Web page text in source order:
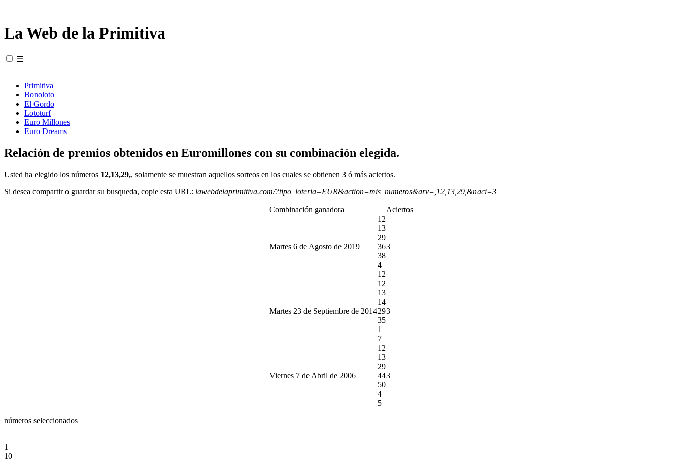
La Web de la Primitiva
☰
Primitiva
Bonoloto
El Gordo
Lototurf
Euro Millones
Euro Dreams
Relación de premios obtenidos en Euromillones con su combinación elegida.
Usted ha elegido los números 12,13,29,, solamente se muestran aquellos sorteos en los cuales se obtienen 3 ó más aciertos.
Si desea compartir o guardar su busqueda, copie esta URL: lawebdelaprimitiva.com/?tipo_loteria=EUR&action=mis_numeros&arv=,12,13,29,&naci=3
Combinación ganadora Aciertos
Martes 6 de Agosto de 2019
12
13
29
36
38
4
12
3
Martes 23 de Septiembre de 2014
12
13
14
29
35
1
7
3
Viernes 7 de Abril de 2006
12
13
29
44
50
4
5
3
números seleccionados
1
10